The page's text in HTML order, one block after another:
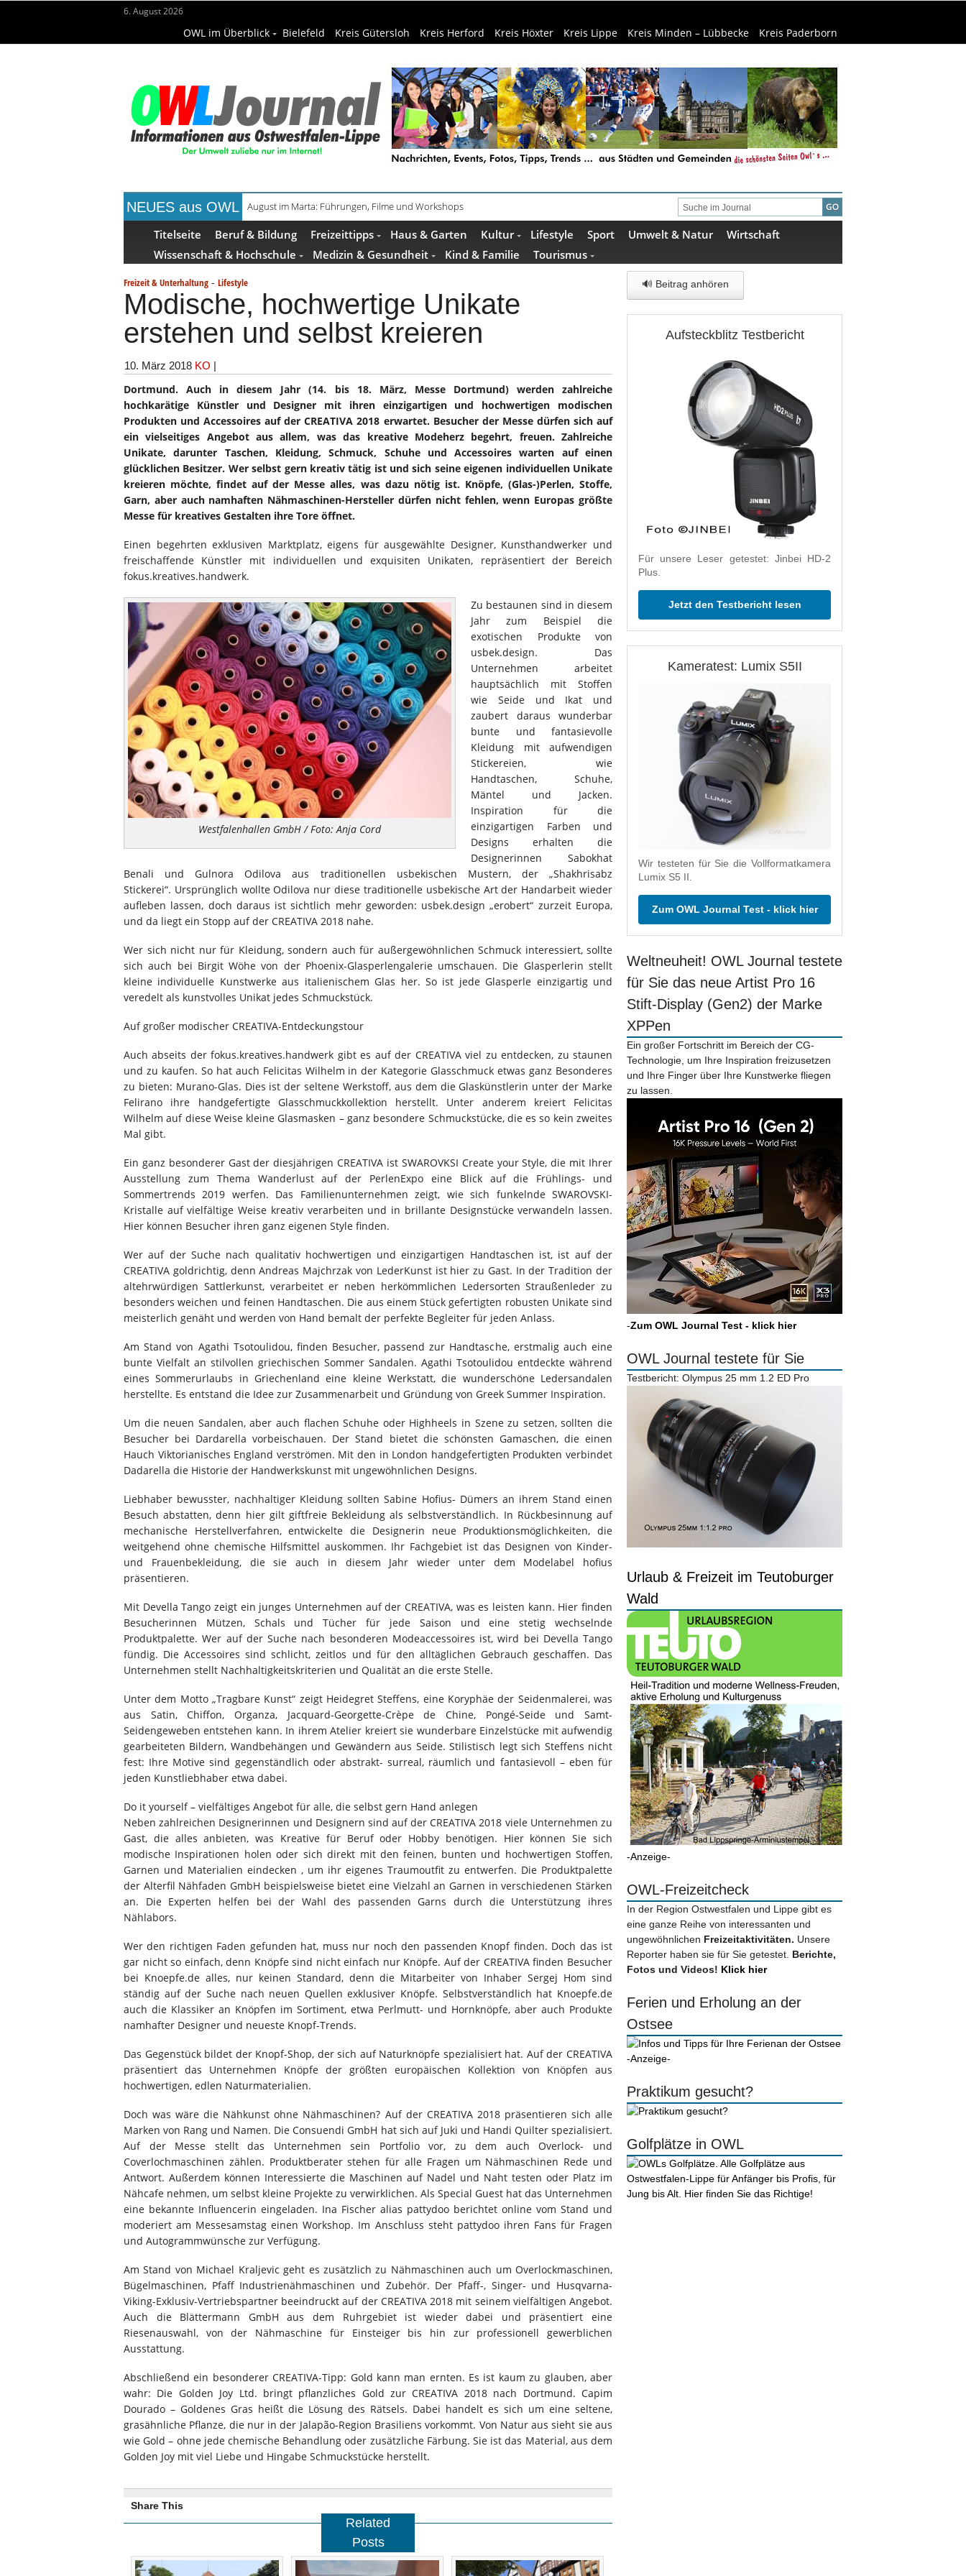
6. August 2026
OWL im Überblick Bielefeld Kreis Gütersloh Kreis Herford Kreis Höxter Kreis Lippe Kreis Minden – Lübbecke Kreis Paderborn
NEUES aus OWL
August im Marta: Führungen, Filme und Workshops
Frühaufsteher-Führung im Mindener Museum am 13. August
Titelseite Beruf & Bildung Freizeittipps Haus & Garten Kultur Lifestyle Sport Umwelt & Natur
Wirtschaft
Wissenschaft & Hochschule
Medizin & Gesundheit Kind & Familie Tourismus
Freizeit & Unterhaltung - Lifestyle
Modische, hochwertige Unikate
erstehen und selbst kreieren
10. März 2018 KO |
Dortmund. Auch in diesem Jahr (14. bis 18. März, Messe Dortmund) werden zahlreiche
hochkarätige Künstler und Designer mit ihren einzigartigen und hochwertigen modischen
Produkten und Accessoires auf der CREATIVA 2018 erwartet. Besucher der Messe dürfen sich auf
ein vielseitiges Angebot aus allem, was das kreative Modeherz begehrt, freuen. Zahlreiche
Unikate, darunter Taschen, Kleidung, Schmuck, Schuhe und Accessoires warten auf einen
glücklichen Besitzer. Wer selbst gern kreativ tätig ist und sich seine eigenen individuellen Unikate
kreieren möchte, findet auf der Messe alles, was dazu nötig ist. Knöpfe, (Glas-)Perlen, Stoffe,
Garn, aber auch namhaften Nähmaschinen-Hersteller dürfen nicht fehlen, wenn Europas größte
Messe für kreatives Gestalten ihre Tore öffnet.
Einen begehrten exklusiven Marktplatz, eigens für ausgewählte Designer, Kunsthandwerker und
freischaffende Künstler mit individuellen und exquisiten Unikaten, repräsentiert der Bereich
fokus.kreatives.handwerk.
Westfalenhallen GmbH / Foto: Anja Cord
Zu bestaunen sind in diesem
Jahr zum Beispiel die
exotischen Produkte von
usbek.design. Das
Unternehmen arbeitet
hauptsächlich mit Stoffen
wie Seide und Ikat und
zaubert daraus wunderbar
bunte und fantasievolle
Kleidung mit aufwendigen
Stickereien, wie
Handtaschen, Schuhe,
Mäntel und Jacken.
Inspiration für die
einzigartigen Farben und
Designs erhalten die
Designerinnen Sabokhat
Benali und Gulnora Odilova aus traditionellen usbekischen Mustern, der „Shakhrisabz
Stickerei“. Ursprünglich wollte Odilova nur diese traditionelle usbekische Art der Handarbeit wieder
aufleben lassen, doch daraus ist sichtlich mehr geworden: usbek.design „erobert“ zurzeit Europa,
und da liegt ein Stopp auf der CREATIVA 2018 nahe.
Wer sich nicht nur für Kleidung, sondern auch für außergewöhnlichen Schmuck interessiert, sollte
sich auch bei Birgit Wöhe von der Phoenix-Glasperlengalerie umschauen. Die Glasperlerin stellt
kleine individuelle Kunstwerke aus italienischem Glas her. So ist jede Glasperle einzigartig und
veredelt als kunstvolles Unikat jedes Schmuckstück.
Auf großer modischer CREATIVA-Entdeckungstour
Auch abseits der fokus.kreatives.handwerk gibt es auf der CREATIVA viel zu entdecken, zu staunen
und zu kaufen. So hat auch Felicitas Wilhelm in der Kategorie Glasschmuck etwas ganz Besonderes
zu bieten: Murano-Glas. Dies ist der seltene Werkstoff, aus dem die Glaskünstlerin unter der Marke
Felirano ihre handgefertigte Glasschmuckkollektion herstellt. Unter anderem kreiert Felicitas
Wilhelm auf diese Weise kleine Glasmasken – ganz besondere Schmuckstücke, die es so kein zweites
Mal gibt.
Ein ganz besonderer Gast der diesjährigen CREATIVA ist SWAROVKSI Create your Style, die mit Ihrer
Ausstellung zum Thema Wanderlust auf der PerlenExpo eine Blick auf die Frühlings- und
Sommertrends 2019 werfen. Das Familienunternehmen zeigt, wie sich funkelnde SWAROVSKI-
Kristalle auf vielfältige Weise kreativ verarbeiten und in brillante Designstücke verwandeln lassen.
Hier können Besucher ihren ganz eigenen Style finden.
Wer auf der Suche nach qualitativ hochwertigen und einzigartigen Handtaschen ist, ist auf der
CREATIVA goldrichtig, denn Andreas Majchrzak von LederKunst ist hier zu Gast. In der Tradition der
altehrwürdigen Sattlerkunst, verarbeitet er neben herkömmlichen Ledersorten Straußenleder zu
besonders weichen und feinen Handtaschen. Die aus einem Stück gefertigten robusten Unikate sind
meisterlich genäht und werden von Hand bemalt der perfekte Begleiter für jeden Anlass.
Am Stand von Agathi Tsotoulidou, finden Besucher, passend zur Handtasche, erstmalig auch eine
bunte Vielfalt an stilvollen griechischen Sommer Sandalen. Agathi Tsotoulidou entdeckte während
eines Sommerurlaubs in Griechenland eine kleine Werkstatt, die wunderschöne Ledersandalen
herstellte. Es entstand die Idee zur Zusammenarbeit und Gründung von Greek Summer Inspiration.
Um die neuen Sandalen, aber auch flachen Schuhe oder Highheels in Szene zu setzen, sollten die
Besucher bei Dardarella vorbeischauen. Der Stand bietet die schönsten Gamaschen, die einen
Hauch Viktorianisches England verströmen. Mit den in London handgefertigten Produkten verbindet
Dadarella die Historie der Handwerkskunst mit ungewöhnlichen Designs.
Liebhaber bewusster, nachhaltiger Kleidung sollten Sabine Hofius- Dümers an ihrem Stand einen
Besuch abstatten, denn hier gilt giftfreie Bekleidung als selbstverständlich. In Rückbesinnung auf
mechanische Herstellverfahren, entwickelte die Designerin neue Produktionsmöglichkeiten, die
weitgehend ohne chemische Hilfsmittel auskommen. Ihr Fachgebiet ist das Designen von Kinder-
und Frauenbekleidung, die sie auch in diesem Jahr wieder unter dem Modelabel hofius
präsentieren.
Mit Devella Tango zeigt ein junges Unternehmen auf der CREATIVA, was es leisten kann. Hier finden
Besucherinnen Mützen, Schals und Tücher für jede Saison und eine stetig wechselnde
Produktpalette. Wer auf der Suche nach besonderen Modeaccessoires ist, wird bei Devella Tango
fündig. Die Accessoires sind schlicht, zeitlos und für den alltäglichen Gebrauch geschaffen. Das
Unternehmen stellt Nachhaltigkeitskriterien und Qualität an die erste Stelle.
Unter dem Motto „Tragbare Kunst“ zeigt Heidegret Steffens, eine Koryphäe der Seidenmalerei, was
aus Satin, Chiffon, Organza, Jacquard-Georgette-Crèpe de Chine, Pongé-Seide und Samt-
Seidengeweben entstehen kann. In ihrem Atelier kreiert sie wunderbare Einzelstücke mit aufwendig
gearbeiteten Bildern, Wandbehängen und Gewändern aus Seide. Stilistisch legt sich Steffens nicht
fest: Ihre Motive sind gegenständlich oder abstrakt- surreal, räumlich und fantasievoll – eben für
jeden Kunstliebhaber etwa dabei.
Do it yourself – vielfältiges Angebot für alle, die selbst gern Hand anlegen
Neben zahlreichen Designerinnen und Designern sind auf der CREATIVA 2018 viele Unternehmen zu
Gast, die alles anbieten, was Kreative für Beruf oder Hobby benötigen. Hier können Sie sich
modische Inspirationen holen oder sich direkt mit den feinen, bunten und hochwertigen Stoffen,
Garnen und Materialien eindecken , um ihr eigenes Traumoutfit zu entwerfen. Die Produktpalette
der Alterfil Nähfaden GmbH beispielsweise bietet eine Vielzahl an Garnen in verschiedenen Stärken
an. Die Experten helfen bei der Wahl des passenden Garns durch die Unterstützung ihres
Nählabors.
Wer den richtigen Faden gefunden hat, muss nur noch den passenden Knopf finden. Doch das ist
gar nicht so einfach, denn Knöpfe sind nicht einfach nur Knöpfe. Auf der CREATIVA finden Besucher
bei Knoepfe.de alles, nur keinen Standard, denn die Mitarbeiter von Inhaber Sergej Hom sind
ständig auf der Suche nach neuen Quellen exklusiver Knöpfe. Selbstverständlich hat Knoepfe.de
auch die Klassiker an Knöpfen im Sortiment, etwa Perlmutt- und Hornknöpfe, aber auch Produkte
namhafter Designer und neueste Knopf-Trends.
Das Gegenstück bildet der Knopf-Shop, der sich auf Naturknöpfe spezialisiert hat. Auf der CREATIVA
präsentiert das Unternehmen Knöpfe der größten europäischen Kollektion von Knöpfen aus
hochwertigen, edlen Naturmaterialien.
Doch was wäre die Nähkunst ohne Nähmaschinen? Auf der CREATIVA 2018 präsentieren sich alle
Marken von Rang und Namen. Die Consuendi GmbH hat sich auf Juki und Handi Quilter spezialisiert.
Auf der Messe stellt das Unternehmen sein Portfolio vor, zu dem auch Overlock- und
Coverlochmaschinen zählen. Produktberater stehen für alle Fragen um Nähmaschinen Rede und
Antwort. Außerdem können Interessierte die Maschinen auf Nadel und Naht testen oder Platz im
Nähcafe nehmen, um selbst kleine Projekte zu verwirklichen. Als Special Guest hat das Unternehmen
eine bekannte Influencerin eingeladen. Ina Fischer alias pattydoo berichtet online vom Stand und
moderiert am Messesamstag einen Workshop. Im Anschluss steht pattydoo ihren Fans für Fragen
und Autogrammwünsche zur Verfügung.
Am Stand von Michael Kraljevic geht es zusätzlich zu Nähmaschinen auch um Overlockmaschinen,
Bügelmaschinen, Pfaff Industrienähmaschinen und Zubehör. Der Pfaff-, Singer- und Husqvarna-
Viking-Exklusiv-Vertriebspartner beeindruckt auf der CREATIVA 2018 mit seinem vielfältigen Angebot.
Auch die Blättermann GmbH aus dem Ruhrgebiet ist wieder dabei und präsentiert eine
Riesenauswahl, von der Nähmaschine für Einsteiger bis hin zur professionell gewerblichen
Ausstattung.
Abschließend ein besonderer CREATIVA-Tipp: Gold kann man ernten. Es ist kaum zu glauben, aber
wahr: Die Golden Joy Ltd. bringt pflanzliches Gold zur CREATIVA 2018 nach Dortmund. Capim
Dourado – Goldenes Gras heißt die Lösung des Rätsels. Dabei handelt es sich um eine seltene,
grasähnliche Pflanze, die nur in der Jalapão-Region Brasiliens vorkommt. Von Natur aus sieht sie aus
wie Gold – ohne jede chemische Behandlung oder zusätzliche Färbung. Sie ist das Material, aus dem
Golden Joy mit viel Liebe und Hingabe Schmuckstücke herstellt.
Share This
Related
Posts
🔊 Beitrag anhören
Aufsteckblitz Testbericht
Für unsere Leser getestet: Jinbei HD-2
Plus.
Jetzt den Testbericht lesen
Kameratest: Lumix S5II
Wir testeten für Sie die Vollformatkamera
Lumix S5 II.
Zum OWL Journal Test - klick hier
Weltneuheit! OWL Journal testete
für Sie das neue Artist Pro 16
Stift-Display (Gen2) der Marke
XPPen
Ein großer Fortschritt im Bereich der CG-
Technologie, um Ihre Inspiration freizusetzen
und Ihre Finger über Ihre Kunstwerke fliegen
zu lassen.
-Zum OWL Journal Test - klick hier
OWL Journal testete für Sie
Testbericht: Olympus 25 mm 1.2 ED Pro
Urlaub & Freizeit im Teutoburger
Wald
-Anzeige-
OWL-Freizeitcheck
In der Region Ostwestfalen und Lippe gibt es
eine ganze Reihe von interessanten und
ungewöhnlichen Freizeitaktivitäten. Unsere
Reporter haben sie für Sie getestet. Berichte,
Fotos und Videos! Klick hier
Ferien und Erholung an der
Ostsee
-Anzeige-
Praktikum gesucht?
Golfplätze in OWL